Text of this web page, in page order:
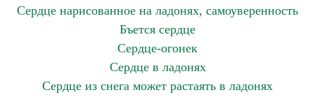
Сердце нарисованное на ладонях, самоуверенность
Бъется сердце
Сердце-огонек
Сердце в ладонях
Сердце из снега может растаять в ладонях